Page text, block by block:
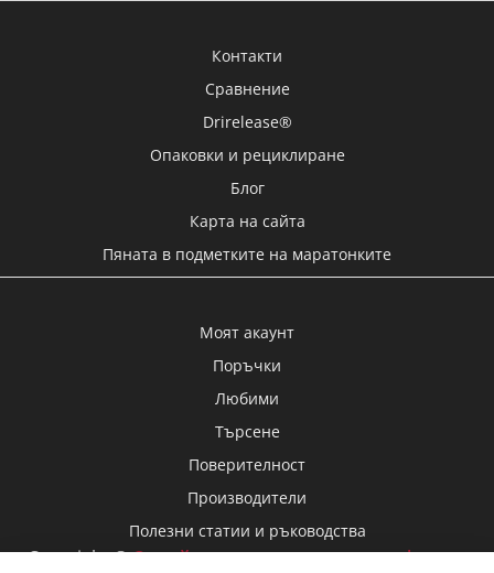
Drirelease®
Блог
Пяната в подметките на маратонките
Поръчки
Любими
Поверителност
Производители
Полезни статии и ръководства
Copyright ©Онлайн магазин за спортни и фитнес